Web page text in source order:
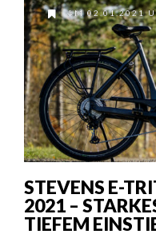
AM 02.01.2021
STEVENS E-
2021 –
TIEFEM